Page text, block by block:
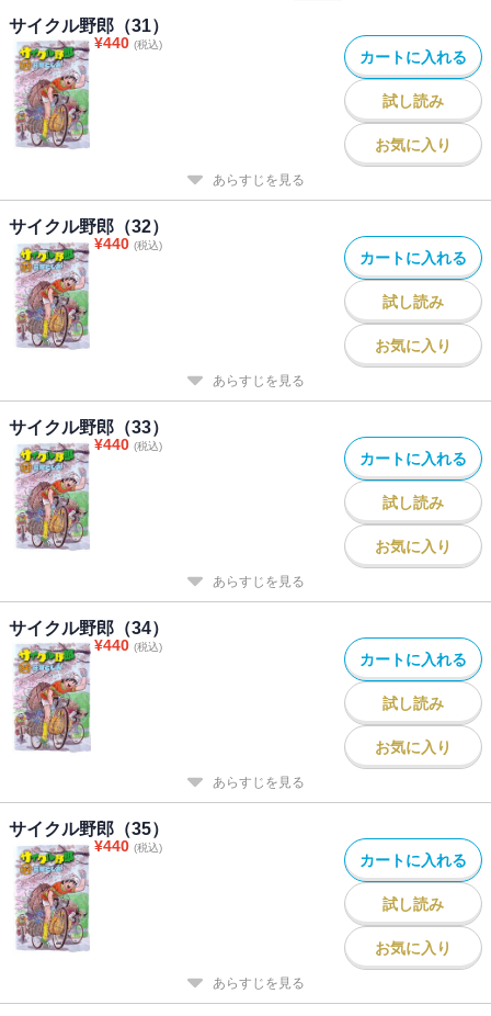
サイクル野郎（31）
¥440 (税込)
カートに入れる
試し読み
お気に入り
あらすじを見る
サイクル野郎（32）
¥440 (税込)
カートに入れる
試し読み
お気に入り
あらすじを見る
サイクル野郎（33）
¥440 (税込)
カートに入れる
試し読み
お気に入り
あらすじを見る
サイクル野郎（34）
¥440 (税込)
カートに入れる
試し読み
お気に入り
あらすじを見る
サイクル野郎（35）
¥440 (税込)
カートに入れる
試し読み
お気に入り
あらすじを見る